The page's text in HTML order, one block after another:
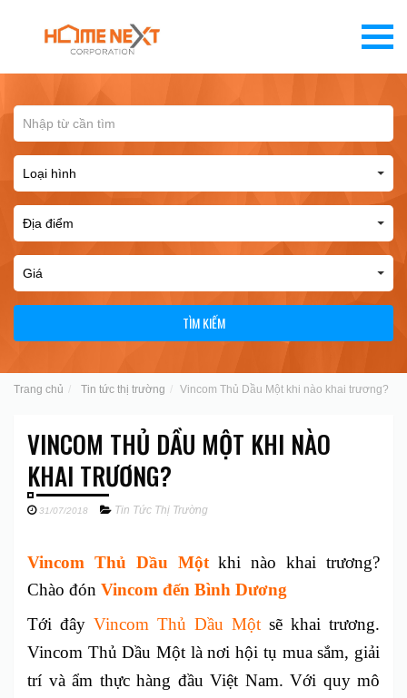
TÌM KIẾM
Trang chủ Tin tức thị trường Vincom Thủ Dầu Một khi nào khai trương?
VINCOM THỦ DẦU MỘT KHI NÀO
KHAI TRƯƠNG?
31/07/2018 Tin Tức Thị Trường
Vincom Thủ Dầu Mộtkhi nào khai trương?
Chào đón Vincom đến Bình Dương
Tới đây Vincom Thủ Dầu Một sẽ khai trương.
Vincom Thủ Dầu Một là nơi hội tụ mua sắm, giải
trí và ẩm thực hàng đầu Việt Nam. Với quy mô